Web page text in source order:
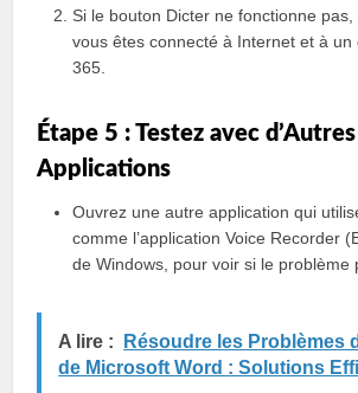
Si le bouton Dicter ne fonctionne
vous êtes connecté à Internet et à un
365.
Étape 5 : Testez avec d’Autres
Applications
Ouvrez une autre application qui
comme l’application Voice Recorder
de Windows, pour voir si le problème
A lire :
Résoudre les Problèmes
de Microsoft Word : Solutions